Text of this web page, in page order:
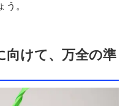
。
向けて、万全の準